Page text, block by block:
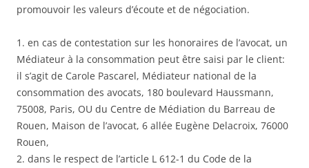
promouvoir les valeurs d’écoute et de négociation.
1. en cas de contestation sur les honoraires de l’avocat, un
Médiateur à la consommation peut être saisi par le client:
il s’agit de Carole Pascarel, Médiateur national de la
consommation des avocats, 180 boulevard Haussmann,
75008, Paris, OU du Centre de Médiation du Barreau de
Rouen, Maison de l’avocat, 6 allée Eugène Delacroix, 76000
Rouen,
2. dans le respect de l’article L 612-1 du Code de la